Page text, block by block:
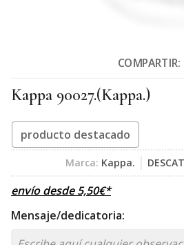
COMPARTIR:
Kappa 90027.(Kappa.)
producto destacado
Marca: Kappa.
envío desde5,50€*
Mensaje/dedicatoria: